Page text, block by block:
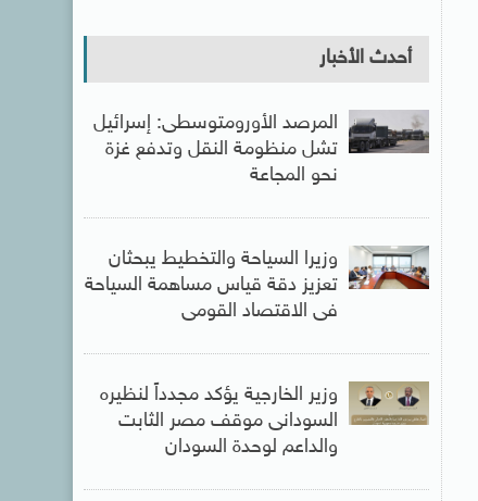
أحدث الأخبار
المرصد الأورومتوسطى: إسرائيل
تشل منظومة النقل وتدفع غزة
نحو المجاعة
وزيرا السياحة والتخطيط يبحثان
تعزيز دقة قياس مساهمة السياحة
فى الاقتصاد القومى
وزير الخارجية يؤكد مجدداً لنظيره
السودانى موقف مصر الثابت
والداعم لوحدة السودان